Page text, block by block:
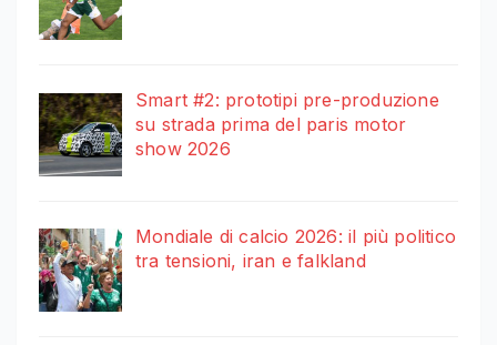
Smart #2: prototipi pre-produzione
su strada prima del paris motor
show 2026
Mondiale di calcio 2026: il più politico
tra tensioni, iran e falkland